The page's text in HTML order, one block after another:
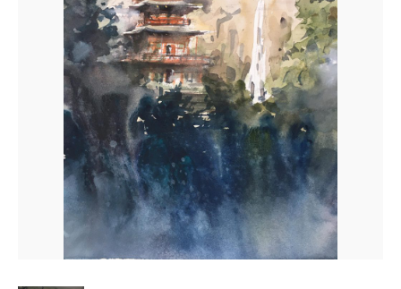
BLOG
画塾ブログ
ATELIER
水彩ブログ
CONTACT
お問い合わせ